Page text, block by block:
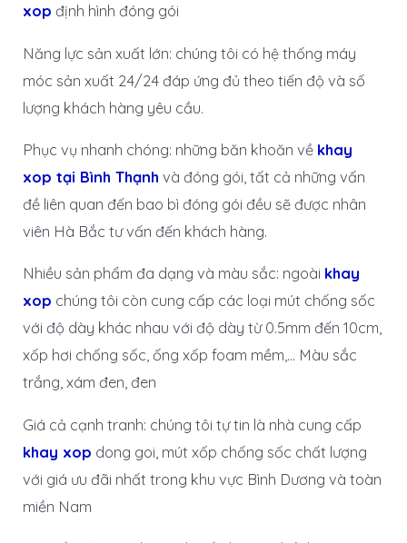
xop định hình đóng gói
Năng lực sản xuất lớn: chúng tôi có hệ thống máy
móc sản xuất 24/24 đáp ứng đủ theo tiến độ và số
lượng khách hàng yêu cầu.
Phục vụ nhanh chóng: những băn khoăn về khay
xop tại Bình Thạnh và đóng gói, tất cả những vấn
đề liên quan đến bao bì đóng gói đều sẽ được nhân
viên Hà Bắc tư vấn đến khách hàng.
Nhiều sản phẩm đa dạng và màu sắc: ngoài khay
xop chúng tôi còn cung cấp các loại mút chống sốc
với độ dày khác nhau với độ dày từ 0.5mm đến 10cm,
xốp hơi chống sốc, ống xốp foam mềm,… Màu sắc
trắng, xám đen, đen
Giá cả cạnh tranh: chúng tôi tự tin là nhà cung cấp
khay xop dong goi, mút xốp chống sốc chất lượng
với giá ưu đãi nhất trong khu vực Bình Dương và toàn
miền Nam